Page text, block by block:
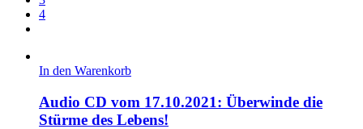
4
In den Warenkorb
Audio CD vom 17.10.2021: Überwinde die
Stürme des Lebens!